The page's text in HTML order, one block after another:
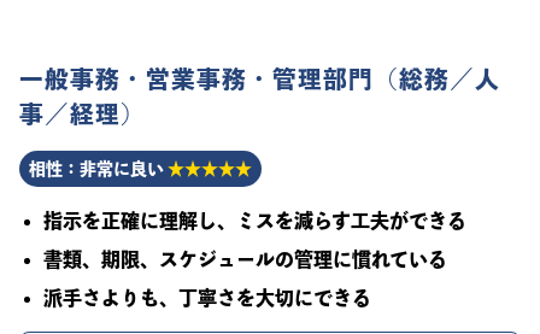
一般事務・営業事務・管理部門（総務／人
事／経理）
相性：非常に良い ★★★★★
指示を正確に理解し、ミスを減らす工夫ができる
書類、期限、スケジュールの管理に慣れている
派手さよりも、丁寧さを大切にできる